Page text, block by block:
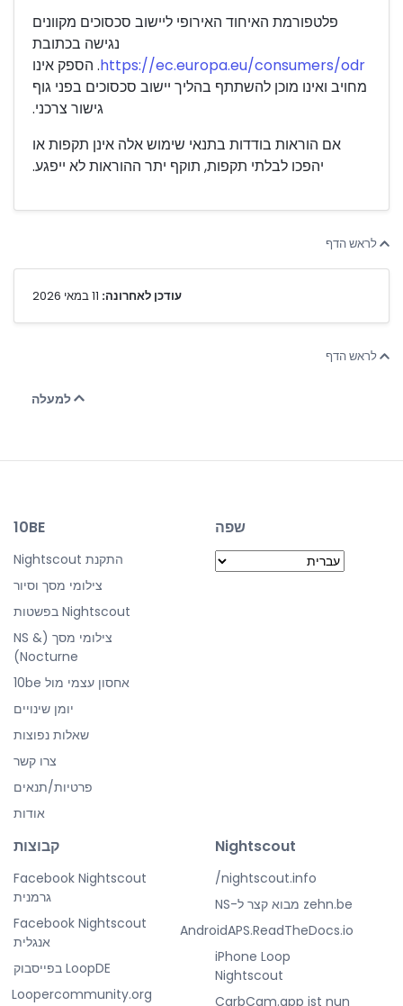
פלטפורמת האיחוד האירופי ליישוב סכסוכים מקוונים
נגישה בכתובת
https://ec.europa.eu/consumers/odr. הספק אינו
מחויב ואינו מוכן להשתתף בהליך יישוב סכסוכים בפני גוף
גישור צרכני.
אם הוראות בודדות בתנאי שימוש אלה אינן תקפות או
יהפכו לבלתי תקפות, תוקף יתר ההוראות לא ייפגע.
לראש הדף
עודכן לאחרונה:
לראש הדף
למעלה
שפה 10BE
התקנת Nightscout
צילומי מסך וסיור
Nightscout בפשטות
צילומי מסך (NS &
Nocturne)
אחסון עצמי מול 10be
יומן שינויים
שאלות נפוצות
צרו קשר
פרטיות/תנאים
אודות
Nightscout
nightscout.info/
zehn.be מבוא קצר ל-NS
AndroidAPS.ReadTheDocs.io
iPhone Loop
Nightscout
CarbCam.app ist nun
קבוצות
Facebook Nightscout
גרמנית
Facebook Nightscout
אנגלית
LoopDE בפייסבוק
Loopercommunity.org